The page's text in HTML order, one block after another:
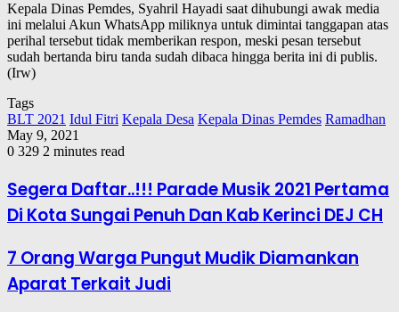
Kepala Dinas Pemdes, Syahril Hayadi saat dihubungi awak media
ini melalui Akun WhatsApp miliknya untuk dimintai tanggapan atas
perihal tersebut tidak memberikan respon, meski pesan tersebut
sudah bertanda biru tanda sudah dibaca hingga berita ini di publis.
(Irw)
Tags
BLT 2021 Idul Fitri Kepala Desa Kepala Dinas Pemdes Ramadhan
May 9, 2021
0 329 2 minutes read
Segera Daftar..!!! Parade Musik 2021 Pertama
Di Kota Sungai Penuh Dan Kab Kerinci DEJ CH
7 Orang Warga Pungut Mudik Diamankan
Aparat Terkait Judi